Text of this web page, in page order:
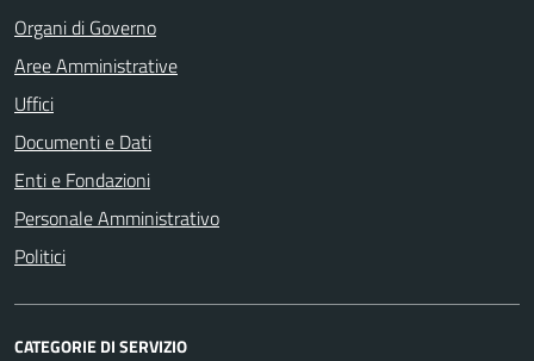
Organi di Governo
Aree Amministrative
Uffici
Documenti e Dati
Enti e Fondazioni
Personale Amministrativo
Politici
CATEGORIE DI SERVIZIO